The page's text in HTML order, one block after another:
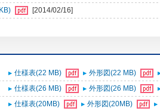
[2014/02/16]
仕様表(22 MB) 外形図(22 MB)
仕様表(26 MB) 外形図(26 MB)
仕様表(20MB) 外形図(20MB)